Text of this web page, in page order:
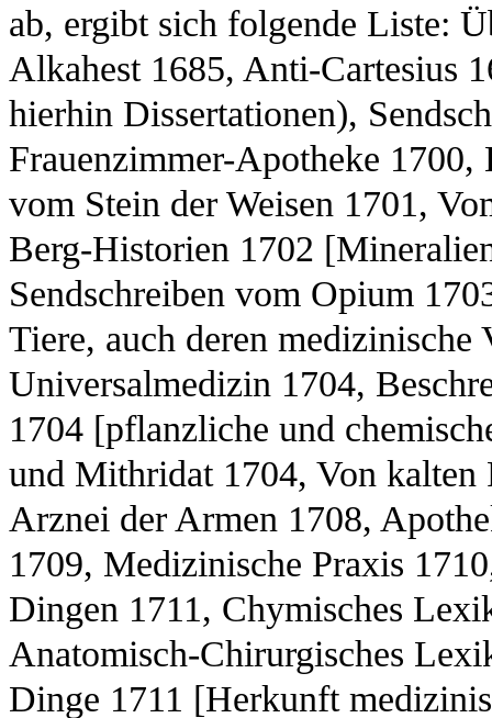
ab, ergibt sich folgende Liste:
Alkahest 1685, Anti-Cartesius
hierhin Dissertationen),
Frauenzimmer-Apotheke
vom Stein der Weisen 1701,
Berg-Historien 1702
Sendschreiben vom Opium
Tiere, auch deren medizinische
Universalmedizin 1704,
1704 [pflanzliche und
und Mithridat 1704, Von
Arznei der Armen 1708,
1709, Medizinische Praxis
Dingen 1711, Chymisches
Anatomisch-Chirurgisches
Dinge 1711 [Herkunft